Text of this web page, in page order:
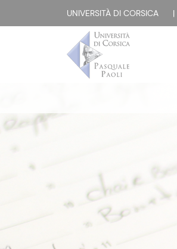
UNIVERSITÀ DI CORSICA